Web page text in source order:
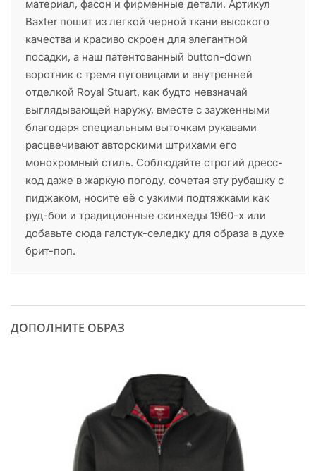
материал, фасон и фирменные детали. Артикул
Baxter пошит из легкой черной ткани высокого
качества и красиво скроен для элегантной
посадки, а наш патентованный button-down
воротник с тремя пуговицами и внутренней
отделкой Royal Stuart, как будто невзначай
выглядывающей наружу, вместе с зауженными
благодаря специальным выточкам рукавами
расцвечивают авторскими штрихами его
монохромный стиль. Соблюдайте строгий дресс-
код даже в жаркую погоду, сочетая эту рубашку с
пиджаком, носите её с узкими подтяжками как
руд-бои и традиционные скинхеды 1960-х или
добавьте сюда галстук-селедку для образа в духе
брит-поп.
ДОПОЛНИТЕ ОБРАЗ